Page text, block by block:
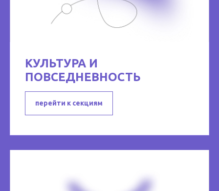
КУЛЬТУРА И
ПОВСЕДНЕВНОСТЬ
перейти к секциям